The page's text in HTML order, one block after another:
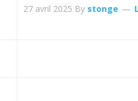
27 avril 2025 By stonge